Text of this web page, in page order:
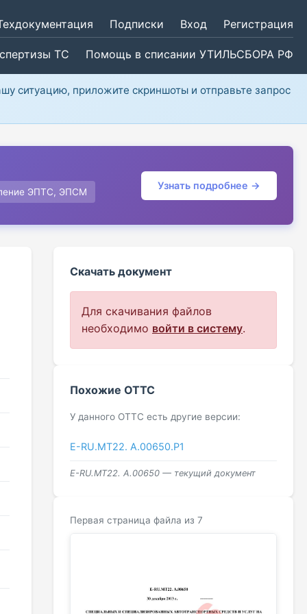
Подписки Вход Регистрация
ТС Помощь в списании УТИЛЬСБОРА РФ
ситуацию, приложите скриншоты и отправьте запрос
ЭПТС, ЭПСМ
Узнать подробнее →
Скачать документ
Для скачивания файлов
необходимо войти в систему.
Похожие ОТТС
У данного ОТТС есть другие версии:
E-RU.MT22. A.00650.Р1
E-RU.MT22. A.00650 — текущий документ
Первая страница файла из 7